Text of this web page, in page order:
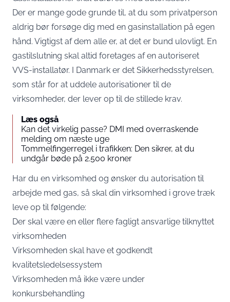
Der er mange gode grunde til, at du som privatperson
aldrig bør forsøge dig med en gasinstallation på egen
hånd. Vigtigst af dem alle er, at det er bund ulovligt. En
gastilslutning skal altid foretages af en autoriseret
VVS-installatør. I Danmark er det Sikkerhedsstyrelsen,
som står for at uddele autorisationer til de
virksomheder, der lever op til de stillede krav.
Læs også
Kan det virkelig passe? DMI med overraskende
melding om næste uge
Tommelfingerregel i trafikken: Den sikrer, at du
undgår bøde på 2.500 kroner
Har du en virksomhed og ønsker du autorisation til
arbejde med gas, så skal din virksomhed i grove træk
leve op til følgende:
Der skal være en eller flere fagligt ansvarlige tilknyttet
virksomheden
Virksomheden skal have et godkendt
kvalitetsledelsessystem
Virksomheden må ikke være under
konkursbehandling